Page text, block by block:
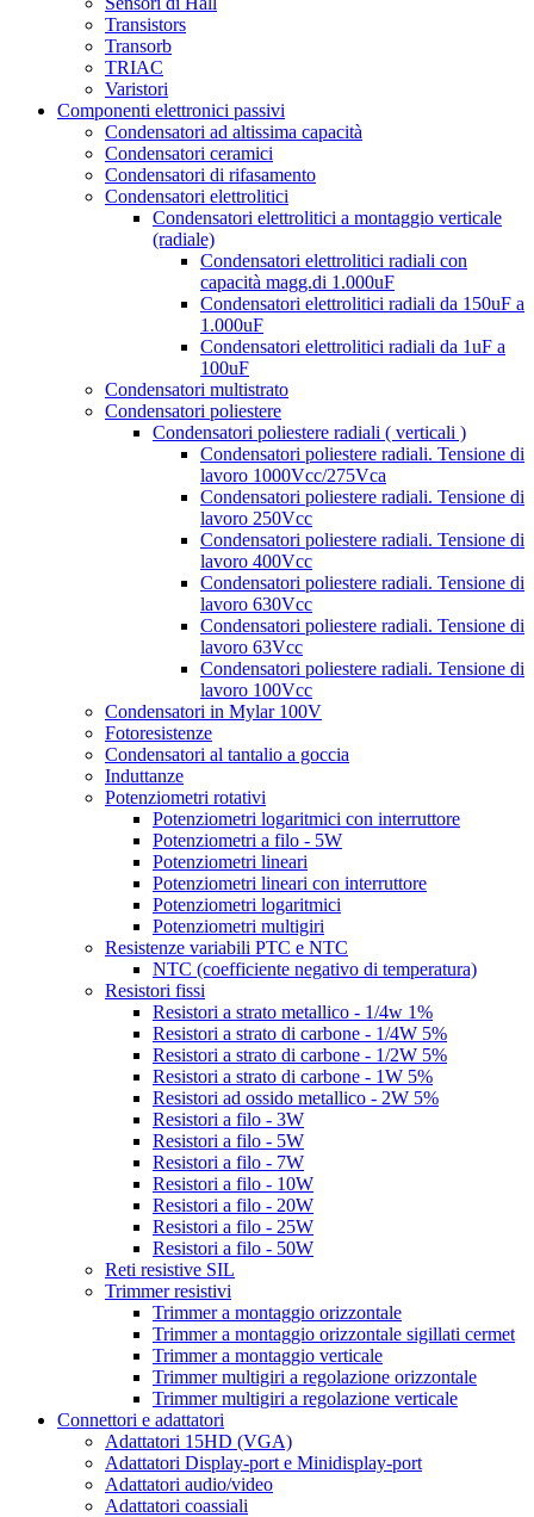
Transistors
Transorb
TRIAC
Varistori
Componenti elettronici passivi
Condensatori ad altissima capacità
Condensatori ceramici
Condensatori di rifasamento
Condensatori elettrolitici
Condensatori elettrolitici a montaggio verticale
(radiale)
Condensatori elettrolitici radiali con
capacità magg.di 1.000uF
Condensatori elettrolitici radiali da 150uF a
1.000uF
Condensatori elettrolitici radiali da 1uF a
100uF
Condensatori multistrato
Condensatori poliestere
Condensatori poliestere radiali ( verticali )
Condensatori poliestere radiali. Tensione di
lavoro 1000Vcc/275Vca
Condensatori poliestere radiali. Tensione di
lavoro 250Vcc
Condensatori poliestere radiali. Tensione di
lavoro 400Vcc
Condensatori poliestere radiali. Tensione di
lavoro 630Vcc
Condensatori poliestere radiali. Tensione di
lavoro 63Vcc
Condensatori poliestere radiali. Tensione di
lavoro 100Vcc
Condensatori in Mylar 100V
Fotoresistenze
Condensatori al tantalio a goccia
Induttanze
Potenziometri rotativi
Potenziometri logaritmici con interruttore
Potenziometri a filo - 5W
Potenziometri lineari
Potenziometri lineari con interruttore
Potenziometri logaritmici
Potenziometri multigiri
Resistenze variabili PTC e NTC
NTC (coefficiente negativo di temperatura)
Resistori fissi
Resistori a strato metallico - 1/4w 1%
Resistori a strato di carbone - 1/4W 5%
Resistori a strato di carbone - 1/2W 5%
Resistori a strato di carbone - 1W 5%
Resistori ad ossido metallico - 2W 5%
Resistori a filo - 3W
Resistori a filo - 5W
Resistori a filo - 7W
Resistori a filo - 10W
Resistori a filo - 20W
Resistori a filo - 25W
Resistori a filo - 50W
Reti resistive SIL
Trimmer resistivi
Trimmer a montaggio orizzontale
Trimmer a montaggio orizzontale sigillati cermet
Trimmer a montaggio verticale
Trimmer multigiri a regolazione orizzontale
Trimmer multigiri a regolazione verticale
Connettori e adattatori
Adattatori 15HD (VGA)
Adattatori Display-port e Minidisplay-port
Adattatori audio/video
Adattatori coassiali